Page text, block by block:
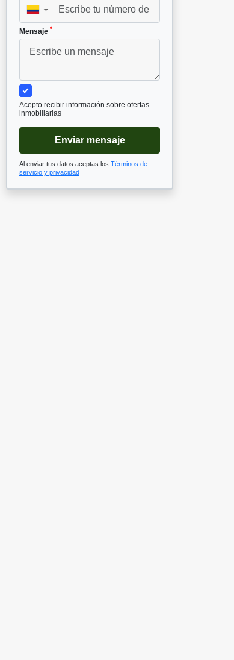
▼
Mensaje *
Acepto recibir información sobre ofertas
inmobiliarias
Enviar mensaje
Al enviar tus datos aceptas los Términos de
servicio y privacidad